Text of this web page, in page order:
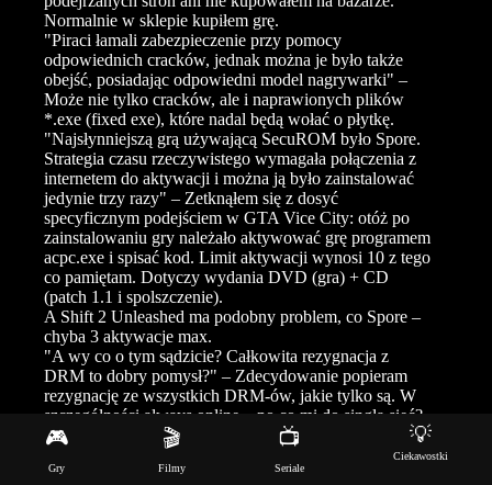
Normalnie w sklepie kupiłem grę.
"Piraci łamali zabezpieczenie przy pomocy
odpowiednich cracków, jednak można je było także
obejść, posiadając odpowiedni model nagrywarki" –
Może nie tylko cracków, ale i naprawionych plików
*.exe (fixed exe), które nadal będą wołać o płytkę.
"Najsłynniejszą grą używającą SecuROM było Spore.
Strategia czasu rzeczywistego wymagała połączenia z
internetem do aktywacji i można ją było zainstalować
jedynie trzy razy" – Zetknąłem się z dosyć
specyficznym podejściem w GTA Vice City: otóż po
zainstalowaniu gry należało aktywować grę programem
acpc.exe i spisać kod. Limit aktywacji wynosi 10 z tego
co pamiętam. Dotyczy wydania DVD (gra) + CD
(patch 1.1 i spolszczenie).
A Shift 2 Unleashed ma podobny problem, co Spore –
chyba 3 aktywacje max.
"A wy co o tym sądzicie? Całkowita rezygnacja z
DRM to dobry pomysł?" – Zdecydowanie popieram
rezygnację ze wszystkich DRM-ów, jakie tylko są. W
szczególności always online – po co mi do singla sieć?
To rak współczesnych gier, które nie zasługują przez to
na wysokie oceny.
🎮
Gry
🎬
Filmy
📺
Seriale
💡
Ciekawostki